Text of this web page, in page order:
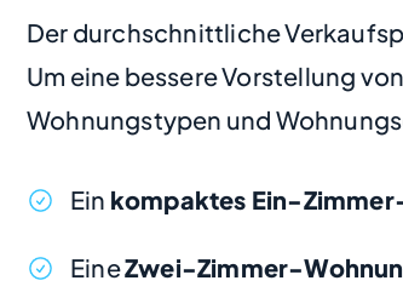
Der durchschnittliche
Um eine bessere Vorstellung
Wohnungstypen und
Ein kompaktes Ein-
EineZwei-Zimmer-